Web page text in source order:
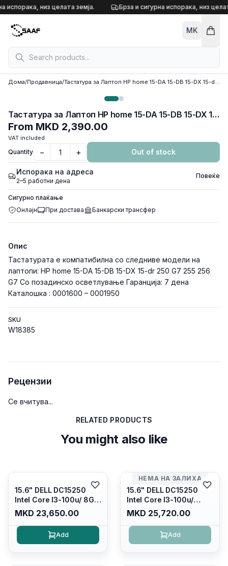
Skip to content
испорака, низ целата земја. Брза и сигурна испорака, низ
MK
Дома/Продавница/ Тастатура за Лаптоп HP home 15-DA 15-DB 15-DX 15-dr 250 G7 255 256 G7 WITH BACKLIGHT
Тастатура за Лаптоп HP home 15-DA 15-DB 15-DX 15-dr 250 G7 255 256 G7 WITH BACKLIGHT
From MKD 2,390.00
VAT included
Quantity − + Out of stock
Испорака на адреса
2–5 работни дена
Повеќе
Сигурно плаќање
Онлајн
При достава Банкарски трансфер
Опис
Тастатурата е компатибилна со следниве модели на
лаптопи: HP home 15-DA 15-DB 15-DX 15-dr 250 G7 255 256
G7 Со позадинско осветлување Гаранција: 7 дена
Каталошка : 0001600 – 0001950
SKU
W18385
Рецензии
Се вчитува...
RELATED PRODUCTS
You might also like
15.6" DELL DC15250
Intel Core I3-100u/ 8GB
DDR4/ 512GB SSD M.2/
Iris Xe Graphics/ 120Hz
Anti-glare LED Display/
Backlit Kb/ Platinum
MKD 23,650.00
Add
НЕМА НА ЗАЛИХА
15.6" DELL DC15250
Intel Core I3-100u/
16GB DDR4/ 512GB SSD
M.2/ Iris Xe Graphics/
120Hz Anti-glare LED
Display/ Backlit Kb/
MKD 25,720.00
Add